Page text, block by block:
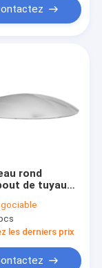
rond
de tuyau
de la
de tuyau
304 316
les derniers prix